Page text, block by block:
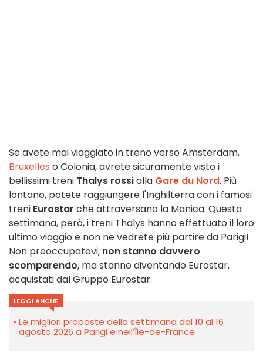
Se avete mai viaggiato in treno verso Amsterdam,
Bruxelles o Colonia, avrete sicuramente visto i
bellissimi treni Thalys rossialla Gare du Nord. Più
lontano, potete raggiungere l'Inghilterra con i famosi
treni Eurostar che attraversano la Manica. Questa
settimana, però, i treni Thalys hanno effettuato il loro
ultimo viaggio e non ne vedrete più partire da Parigi!
Non preoccupatevi, non stanno davvero
scomparendo, ma stanno diventando Eurostar,
acquistati dalGruppo Eurostar.
LEGGI ANCHE
Le migliori proposte della settimana dal 10 al 16
agosto 2026 a Parigi e nell’Île-de-France